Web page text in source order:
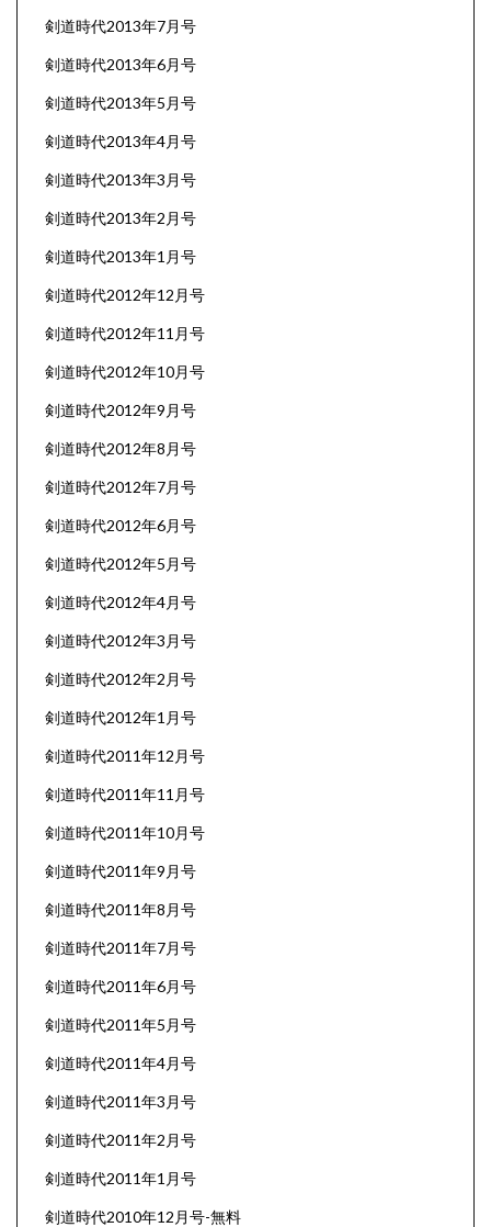
剣道時代2013年7月号
剣道時代2013年6月号
剣道時代2013年5月号
剣道時代2013年4月号
剣道時代2013年3月号
剣道時代2013年2月号
剣道時代2013年1月号
剣道時代2012年12月号
剣道時代2012年11月号
剣道時代2012年10月号
剣道時代2012年9月号
剣道時代2012年8月号
剣道時代2012年7月号
剣道時代2012年6月号
剣道時代2012年5月号
剣道時代2012年4月号
剣道時代2012年3月号
剣道時代2012年2月号
剣道時代2012年1月号
剣道時代2011年12月号
剣道時代2011年11月号
剣道時代2011年10月号
剣道時代2011年9月号
剣道時代2011年8月号
剣道時代2011年7月号
剣道時代2011年6月号
剣道時代2011年5月号
剣道時代2011年4月号
剣道時代2011年3月号
剣道時代2011年2月号
剣道時代2011年1月号
剣道時代2010年12月号-無料